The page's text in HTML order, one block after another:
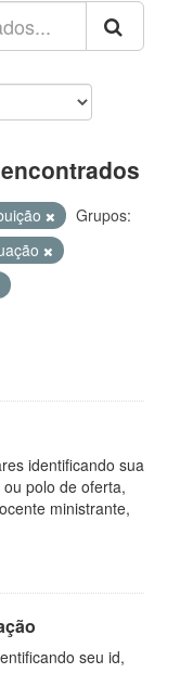
Grupos:
identificando sua
polo de oferta,
ministrante,
seu id,